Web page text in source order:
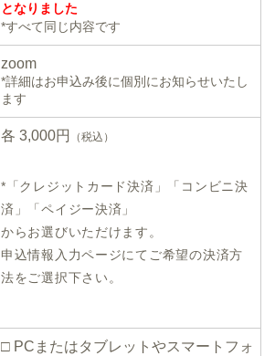
となりました
*すべて同じ内容です
zoom
*詳細はお申込み後に個別にお知らせいたし
ます
各 3,000円 （税込）
*「クレジットカード決済」「コンビニ決
済」「ペイジー決済」
からお選びいただけます。
申込情報入力ページにてご希望の決済方
法をご選択下さい。
□ PCまたはタブレットやスマートフォ